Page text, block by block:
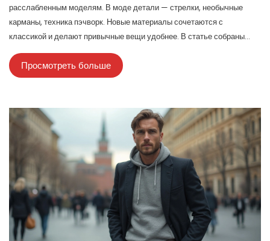
расслабленным моделям. В моде детали — стрелки, необычные
карманы, техника пэчворк. Новые материалы сочетаются с
классикой и делают привычные вещи удобнее. В статье собраны
актуальные примеры и советы, как подобрать брюки для любого
стиля и случая.
Просмотреть больше